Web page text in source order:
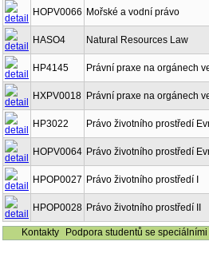
HOPV0066 Mořské a vodní právo
HASO4 Natural Resources Law
HP4145 Právní praxe na orgánech
HXPV0018 Právní praxe na orgánech
HP3022 Právo životního prostředí
HOPV0064 Právo životního prostředí
HPOP0027 Právo životního prostředí I
HPOP0028 Právo životního prostředí II
Kontakty
Podpora studentů se